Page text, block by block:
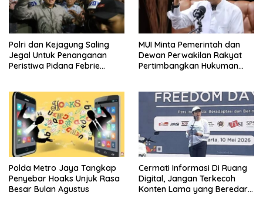
Polri dan Kejagung Saling
Jegal Untuk Penanganan
Peristiwa Pidana Febrie
MUI Minta Pemerintah dan
Dewan Perwakilan Rakyat
Pertimbangkan Hukuman
Polda Metro Jaya Tangkap
Penyebar Hoaks Unjuk Rasa
Besar Bulan Agustus
Cermati Informasi Di Ruang
Digital, Jangan Terkecoh
Konten Lama yang Beredar